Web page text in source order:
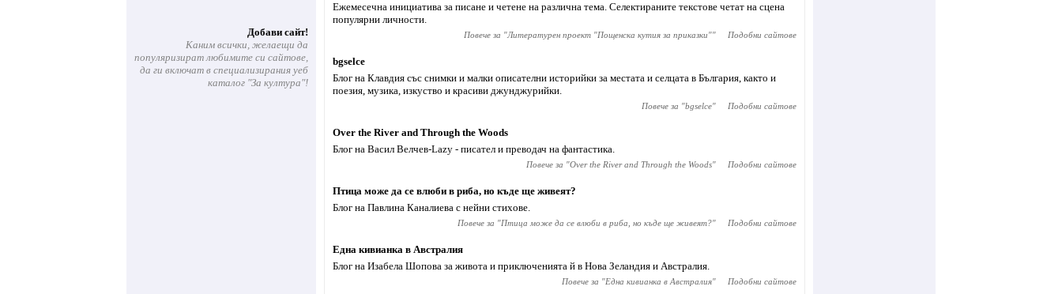
Добави сайт!
Каним всички, желаещи да
популяризират любимите си сайтове,
да ги включат в специализирания уеб
каталог "За култура"!
Ежемесечна инициатива за писане и четене на различна тема. Селектираните текстове четат на сцена
популярни личности.
Повече за "Литературен проект "Пощенска кутия за приказки"" Подобни сайтове
bgselce
Блог на Клавдия със снимки и малки описателни историйки за местата и селцата в България, както и
поезия, музика, изкуство и красиви джунджурийки.
Повече за "bgselce" Подобни сайтове
Over the River and Through the Woods
Блог на Васил Велчев-Lazy - писател и преводач на фантастика.
Повече за "Over the River and Through the Woods" Подобни сайтове
Птица може да се влюби в риба, но къде ще живеят?
Блог на Павлина Каналиева с нейни стихове.
Повече за "Птица може да се влюби в риба, но къде ще живеят?" Подобни сайтове
Една кивианка в Австралия
Блог на Изабела Шопова за живота и приключенията й в Нова Зеландия и Австралия.
Повече за "Една кивианка в Австралия" Подобни сайтове